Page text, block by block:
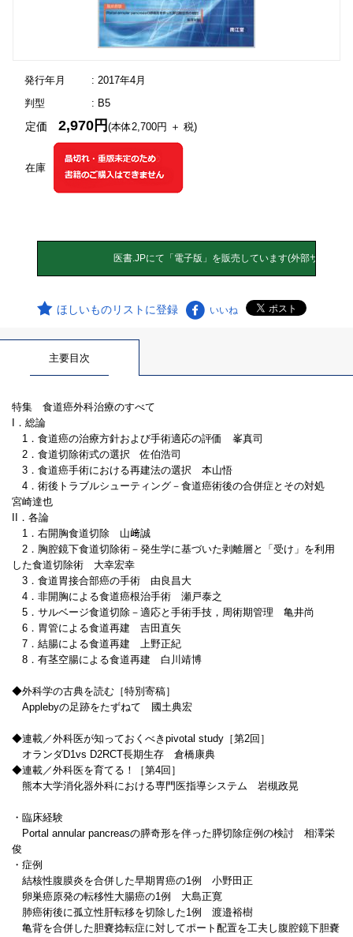
発行年月
: 2017年4月
判型
: B5
在庫
定価2,970円(本体2,700円 ＋ 税)
ほしいものリストに登録 いいね
主要目次
特集 食道癌外科治療のすべて
I．総論
1．食道癌の治療方針および手術適応の評価 峯真司
2．食道切除術式の選択 佐伯浩司
3．食道癌手術における再建法の選択 本山悟
4．術後トラブルシューティング－食道癌術後の合併症とその対処
宮崎達也
II．各論
1．右開胸食道切除 山﨑誠
2．胸腔鏡下食道切除術－発生学に基づいた剥離層と「受け」を利用
した食道切除術 大幸宏幸
3．食道胃接合部癌の手術 由良昌大
4．非開胸による食道癌根治手術 瀬戸泰之
5．サルベージ食道切除－適応と手術手技，周術期管理 亀井尚
6．胃管による食道再建 吉田直矢
7．結腸による食道再建 上野正紀
8．有茎空腸による食道再建 白川靖博
◆外科学の古典を読む［特別寄稿］
Applebyの足跡をたずねて 國土典宏
◆連載／外科医が知っておくべきpivotal study［第2回］
オランダD1vs D2RCT長期生存 倉橋康典
◆連載／外科医を育てる！［第4回］
熊本大学消化器外科における専門医指導システム 岩槻政晃
・臨床経験
Portal annular pancreasの膵奇形を伴った膵切除症例の検討 相澤栄
俊
・症例
結核性腹膜炎を合併した早期胃癌の1例 小野田正
卵巣癌原発の転移性大腸癌の1例 大島正寛
肺癌術後に孤立性肝転移を切除した1例 渡邉裕樹
亀背を合併した胆嚢捻転症に対してポート配置を工夫し腹腔鏡下胆嚢